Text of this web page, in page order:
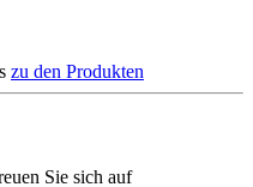
zu den Produkten
Sie sich auf